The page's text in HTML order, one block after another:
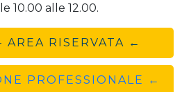
10.00 alle 12.00.
RISERVATA ←
PROFESSIONALE ←